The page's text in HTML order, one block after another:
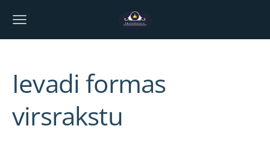
Ievadi formas
virsrakstu